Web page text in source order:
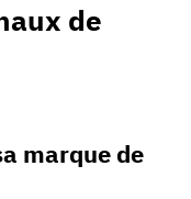
de
marque de